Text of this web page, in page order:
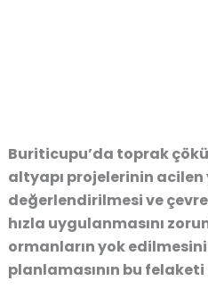
Buriticupu’da toprak
altyapı projelerinin acilen
değerlendirilmesi ve
hızla uygulanmasını
ormanların yok
planlamasının bu